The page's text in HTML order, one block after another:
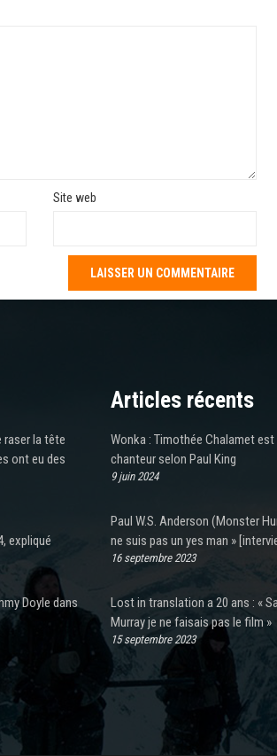
Site web
raser la tête
ont eu des
expliqué
Doyle dans
Articles récents
Wonka : Timothée Chalamet est
chanteur selon Paul King
9 juin 2024
Paul W.S. Anderson (Monster
ne suis pas un yes man »
16 septembre 2023
Lost in translation a 20 ans : «
Murray je ne faisais pas le film »
15 septembre 2023